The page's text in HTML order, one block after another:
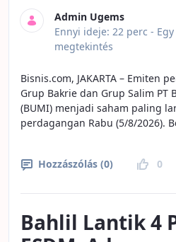
Admin Ugems
Publikálás dátuma
Ennyi ideje: 22 perc -
megtekintés
Bisnis.com, JAKARTA – Emiten
Grup Bakrie dan Grup Salim PT
(BUMI) menjadi saham paling
perdagangan Rabu (5/8/2026).
Hozzászólás (0) 0
Bahlil Lantik 4